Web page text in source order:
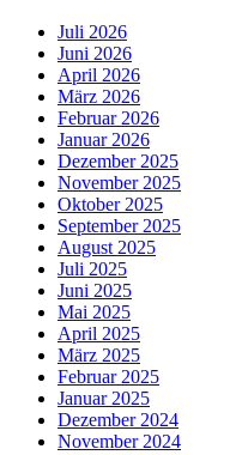
Juli 2026
Juni 2026
April 2026
März 2026
Februar 2026
Januar 2026
Dezember 2025
November 2025
Oktober 2025
September 2025
August 2025
Juli 2025
Juni 2025
Mai 2025
April 2025
März 2025
Februar 2025
Januar 2025
Dezember 2024
November 2024